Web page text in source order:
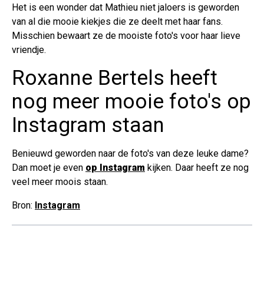
Het is een wonder dat Mathieu niet jaloers is geworden
van al die mooie kiekjes die ze deelt met haar fans.
Misschien bewaart ze de mooiste foto's voor haar lieve
vriendje.
Roxanne Bertels heeft
nog meer mooie foto's op
Instagram staan
Benieuwd geworden naar de foto's van deze leuke dame?
Dan moet je even op Instagram kijken. Daar heeft ze nog
veel meer moois staan.
Bron: Instagram